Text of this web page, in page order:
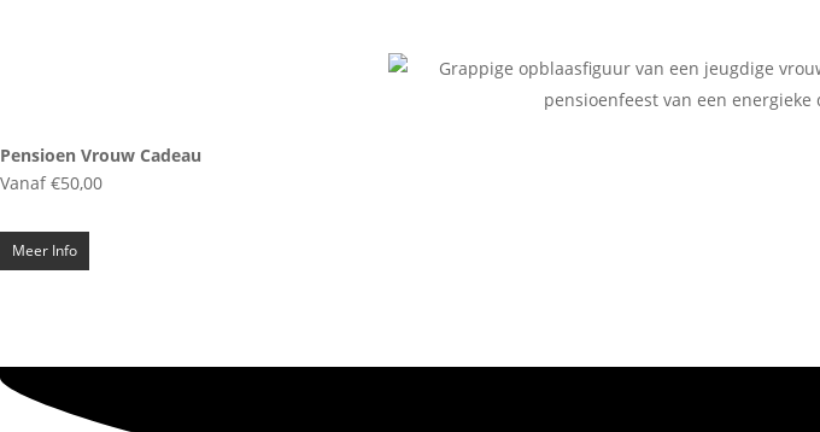
Pensioen Vrouw Cadeau
Vanaf €50,00
Meer Info